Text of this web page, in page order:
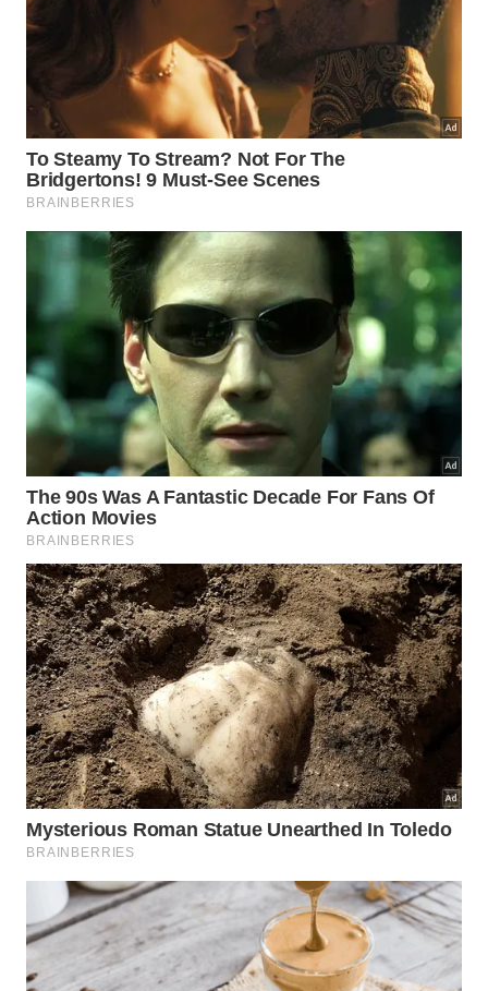
subterrânea liberam o composto gasoso junto com
a água de forma totalmente
natural
independente.
Quais são os volumes medidos pelos
cientistas?
Os dados coletados na pesquisa trazem números
promissores sobre a capacidade produtiva dessa
formação geológica especial. As medições diretas
revelam volumes significativos de fornecimento
contínuo que ajudam a entender a relevância real
desserecurso energéticosurpreendente.
📊
Dados de Produção
Estatísticas da Mina
Cada ponto de perfuração libera uma média
anual de oito quilos de gás puro.